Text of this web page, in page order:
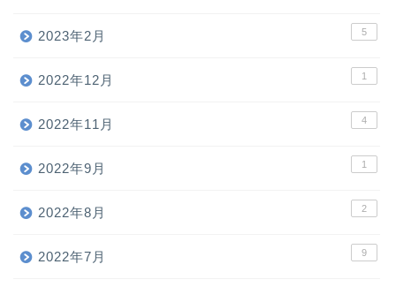
2023年2月 5
2022年12月 1
2022年11月 4
2022年9月 1
2022年8月 2
2022年7月 9